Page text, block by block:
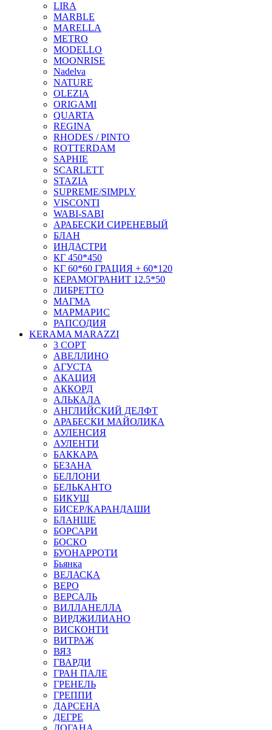
LIRA
MARBLE
MARELLA
METRO
MODELLO
MOONRISE
Nadelva
NATURE
OLEZIA
ORIGAMI
QUARTA
REGINA
RHODES / PINTO
ROTTERDAM
SAPHIE
SCARLETT
STAZIA
SUPREME/SIMPLY
VISCONTI
WABI-SABI
АРАБЕСКИ СИРЕНЕВЫЙ
БЛАН
ИНДАСТРИ
КГ 450*450
КГ 60*60 ГРАЦИЯ + 60*120
КЕРАМОГРАНИТ 12.5*50
ЛИБРЕТТО
МАГМА
МАРМАРИС
РАПСОДИЯ
KERAMA MARAZZI
3 СОРТ
АВЕЛЛИНО
АГУСТА
АКАЦИЯ
АККОРД
АЛЬКАЛА
АНГЛИЙСКИЙ ДЕЛФТ
АРАБЕСКИ МАЙОЛИКА
АУЛЕНСИЯ
АУЛЕНТИ
БАККАРА
БЕЗАНА
БЕЛЛОНИ
БЕЛЬКАНТО
БИКУШ
БИСЕР/КАРАНДАШИ
БЛАНШЕ
БОРСАРИ
БОСКО
БУОНАРРОТИ
Бьянка
ВЕЛАСКА
ВЕРО
ВЕРСАЛЬ
ВИЛЛАНЕЛЛА
ВИРДЖИЛИАНО
ВИСКОНТИ
ВИТРАЖ
ВЯЗ
ГВАРДИ
ГРАН ПАЛЕ
ГРЕНЕЛЬ
ГРЕППИ
ДАРСЕНА
ДЕГРЕ